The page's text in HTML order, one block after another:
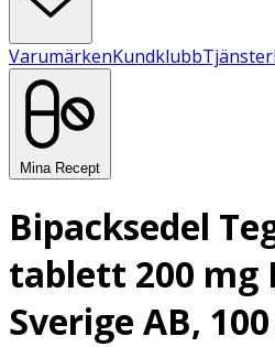
VarumärkenKundklubbTjänster
Mina Recept
Bipacksedel
tablett 200 mg
Sverige AB,